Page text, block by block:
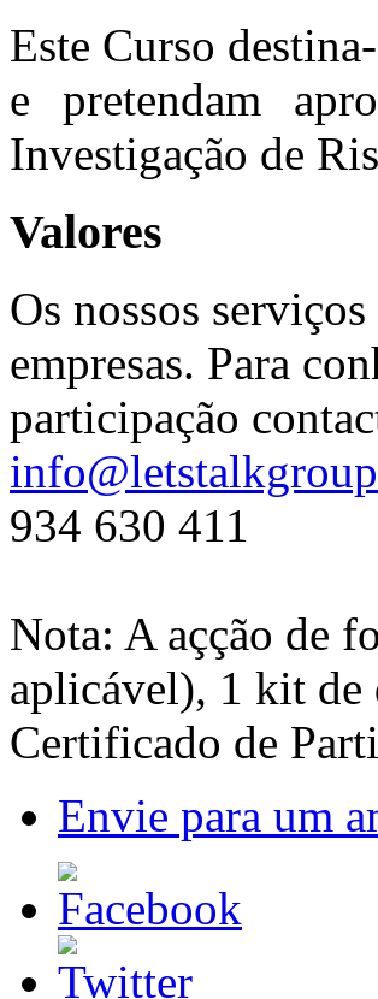
Este Curso
e pretendam
Investigação de
Valores
Os nossos
empresas. Para
participação
934 630 411
Nota: A açção de
aplicável), 1 kit de
Certificado de
Envie para um